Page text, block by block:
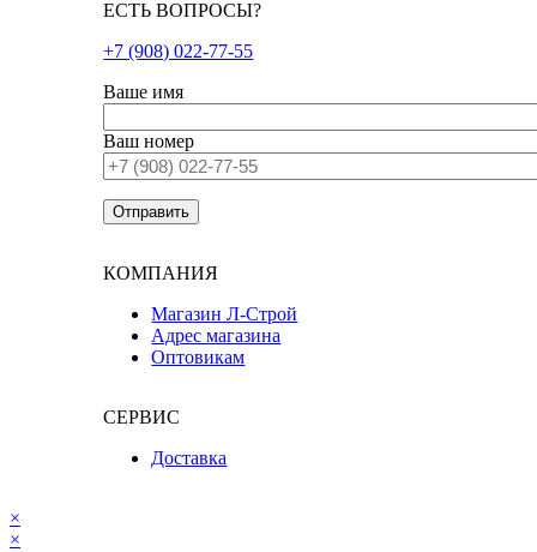
ЕСТЬ ВОПРОСЫ?
+7 (908) 022-77-55
Ваше имя
Ваш номер
КОМПАНИЯ
Магазин Л-Строй
Адрес магазина
Оптовикам
СЕРВИС
Доставка
×
×